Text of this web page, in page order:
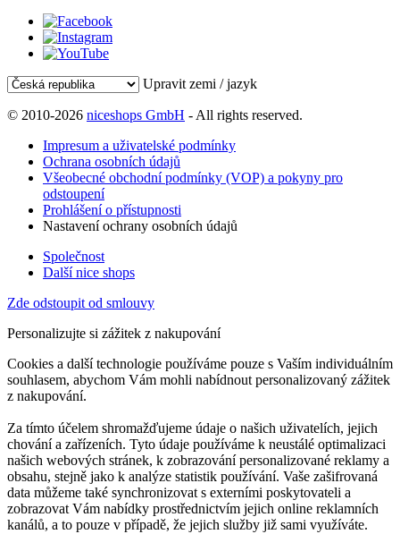
Upravit zemi / jazyk
© 2010-2026 niceshops GmbH - All rights reserved.
Impresum a uživatelské podmínky
Ochrana osobních údajů
Všeobecné obchodní podmínky (VOP) a pokyny pro
odstoupení
Prohlášení o přístupnosti
Nastavení ochrany osobních údajů
Společnost
Další nice shops
Zde odstoupit od smlouvy
Personalizujte si zážitek z nakupování
Cookies a další technologie používáme pouze s Vaším individuálním
souhlasem, abychom Vám mohli nabídnout personalizovaný zážitek
z nakupování.
Za tímto účelem shromažďujeme údaje o našich uživatelích, jejich
chování a zařízeních. Tyto údaje používáme k neustálé optimalizaci
našich webových stránek, k zobrazování personalizované reklamy a
obsahu, stejně jako k analýze statistik používání. Vaše zašifrovaná
data můžeme také synchronizovat s externími poskytovateli a
zobrazovat Vám nabídky prostřednictvím jejich online reklamních
kanálů, a to pouze v případě, že jejich služby již sami využíváte.